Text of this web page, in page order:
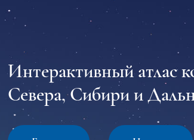
Интерактивный атлас
Севера, Сибири и